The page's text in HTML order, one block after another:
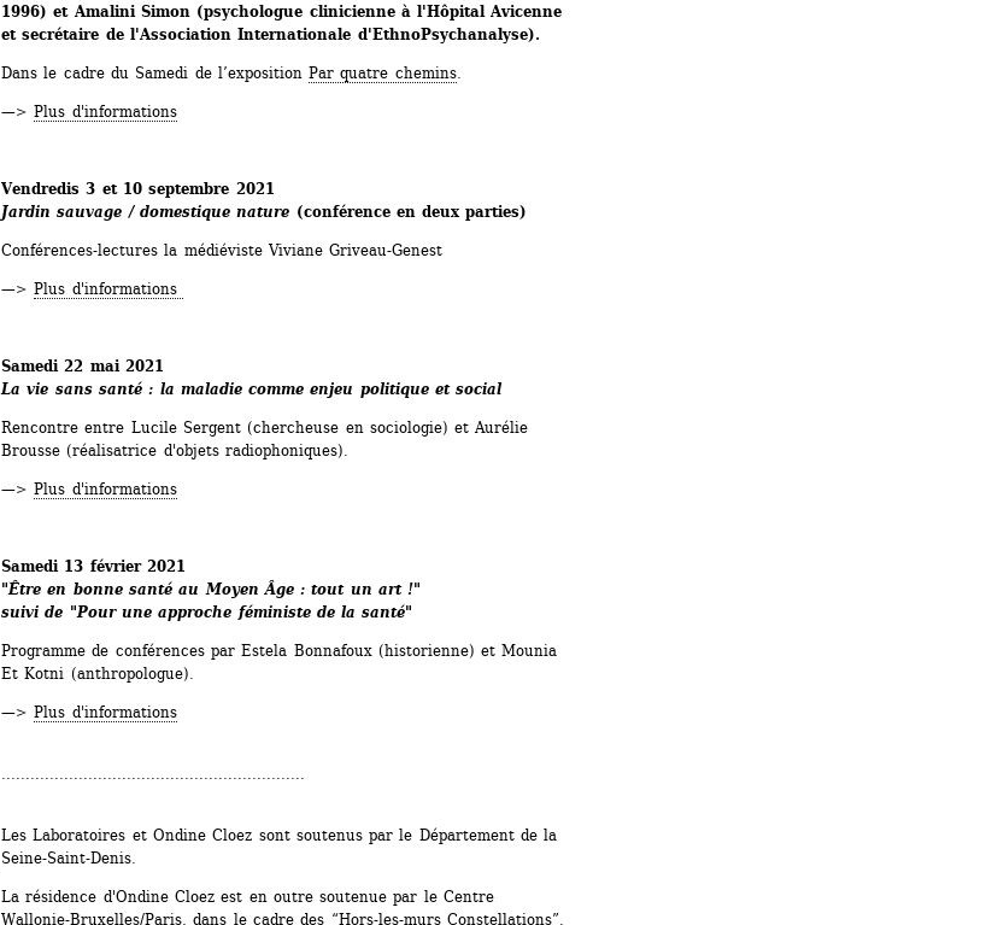
1996) et Amalini Simon (psychologue clinicienne à l'Hôpital Avicenne
et secrétaire de l'Association Internationale d'EthnoPsychanalyse).
Dans le cadre du Samedi de l’exposition Par quatre chemins.
—> Plus d'informations
Vendredis 3 et 10 septembre 2021
Jardin sauvage / domestique nature (conférence en deux parties)
Conférences-lectures la médiéviste Viviane Griveau-Genest
—> Plus d'informations
Samedi 22 mai 2021
La vie sans santé : la maladie comme enjeu politique et social
Rencontre entre Lucile Sergent (chercheuse en sociologie) et Aurélie
Brousse (réalisatrice d'objets radiophoniques).
—> Plus d'informations
Samedi 13 février 2021
"Être en bonne santé au Moyen Âge : tout un art !"
suivi de "Pour une approche féministe de la santé"
Programme de conférences par Estela Bonnafoux (historienne) et Mounia
Et Kotni (anthropologue).
—> Plus d'informations
Les Laboratoires et Ondine Cloez sont soutenus par le Département de la
Seine-Saint-Denis.
La résidence d'Ondine Cloez est en outre soutenue par le Centre
Wallonie-Bruxelles/Paris, dans le cadre des “Hors-les-murs Constellations”.